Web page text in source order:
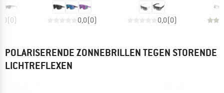
(0) 0,0(0) 0,0(0)
POLARISERENDE ZONNEBRILLEN TEGEN STORENDE
LICHTREFLEXEN